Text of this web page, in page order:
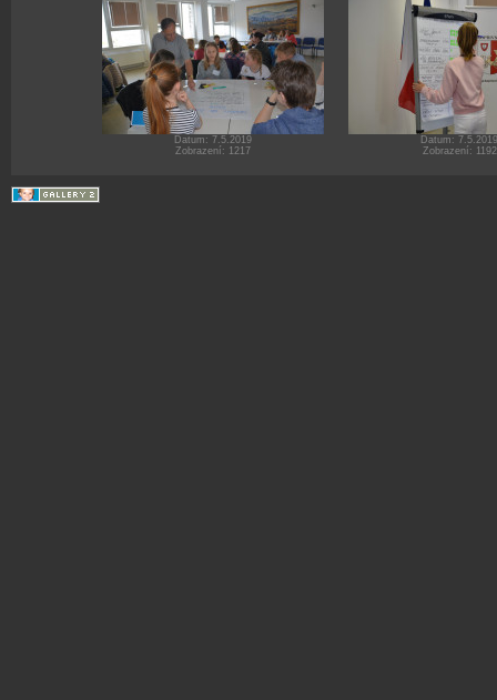
Datum: 7.5.2019
Zobrazení: 1217
Datum: 7.5.2019
Zobrazení: 1192